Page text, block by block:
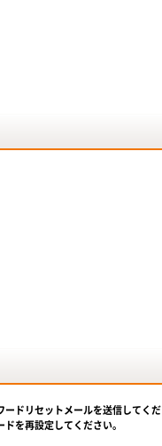
ドリセットメールを送信してくだ
を再設定してください。